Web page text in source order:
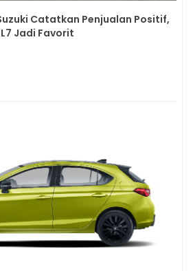
Catatkan Penjualan Positif,
Jadi Favorit